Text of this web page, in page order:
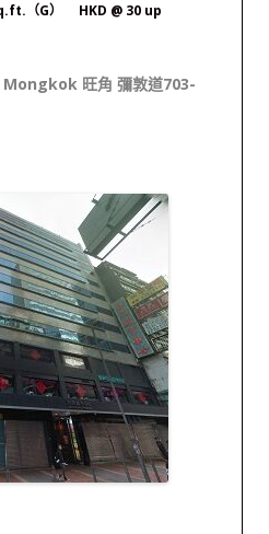
（G） HKD @ 30 up
旺角 彌敦道703-